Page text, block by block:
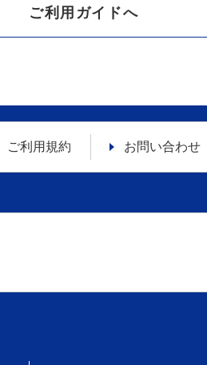
ご利用ガイドへ
ご利用規約 お問い合わせ